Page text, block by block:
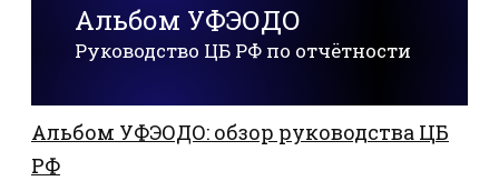
Альбом УФЭОДО
Руководство ЦБ РФ по отчётности
Альбом УФЭОДО: обзор руководства ЦБ
РФ